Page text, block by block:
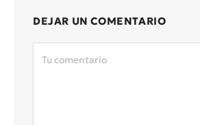
DEJAR UN COMENTARIO